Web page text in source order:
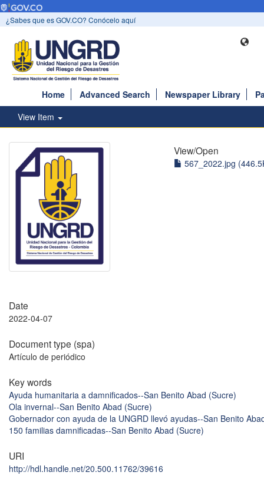
¿Sabes que es GOV.CO? Conócelo aquí
Home Advanced Search Newspaper Library
View Item
View/Open
567_2022.jpg
Date
2022-04-07
Document type (spa)
Artículo de periódico
Key words
Ayuda humanitaria a damnificados--San Benito Abad (Sucre)
Ola invernal--San Benito Abad (Sucre)
Gobernador con ayuda de la UNGRD llevó ayudas--San Benito
150 familias damnificadas--San Benito Abad (Sucre)
URI
http://hdl.handle.net/20.500.11762/39616